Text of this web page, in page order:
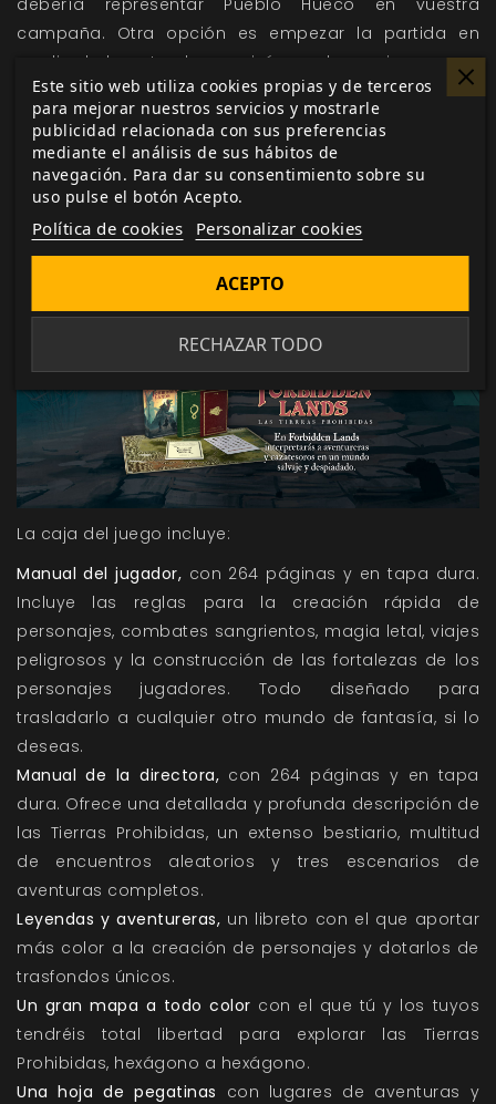
debería representar Pueblo Hueco en vuestra
campaña. Otra opción es empezar la partida en
medio de la naturaleza, quizás ya de camino a unas
atractivas ruinas que se divisan en la lejanía…
Cuando hayáis completado estos dos pasos, ¡ya
podéis empezar a jugar!
Forbidden Landses un nuevo enfoque de los juegos
de rol de fantasía, que te ofrece un escenario
completamente abierto en el que los personajes
jugadores (PJ) no serán héroes con misiones
dispuestos a dejar su marca en un mundo maldito.
La caja del juego incluye:
Manual del jugador, con 264 páginas y en tapa dura.
Incluye las reglas para la creación rápida de
personajes, combates sangrientos, magia letal, viajes
peligrosos y la construcción de las fortalezas de los
personajes jugadores. Todo diseñado para
trasladarlo a cualquier otro mundo de fantasía, si lo
deseas.
Manual de la directora, con 264 páginas y en tapa
dura. Ofrece una detallada y profunda descripción de
las Tierras Prohibidas, un extenso bestiario, multitud
de encuentros aleatorios y tres escenarios de
aventuras completos.
Leyendas y aventureras, un libreto con el que aportar
más color a la creación de personajes y dotarlos de
trasfondos únicos.
Un gran mapa a todo color con el que tú y los tuyos
tendréis total libertad para explorar las Tierras
Prohibidas, hexágono a hexágono.
Una hoja de pegatinas con lugares de aventuras y
Este sitio web utiliza cookies propias y de terceros
para mejorar nuestros servicios y mostrarle
publicidad relacionada con sus preferencias
mediante el análisis de sus hábitos de
navegación. Para dar su consentimiento sobre su
uso pulse el botón Acepto.
Política de cookies Personalizar cookies
RECHAZAR TODO
ACEPTO